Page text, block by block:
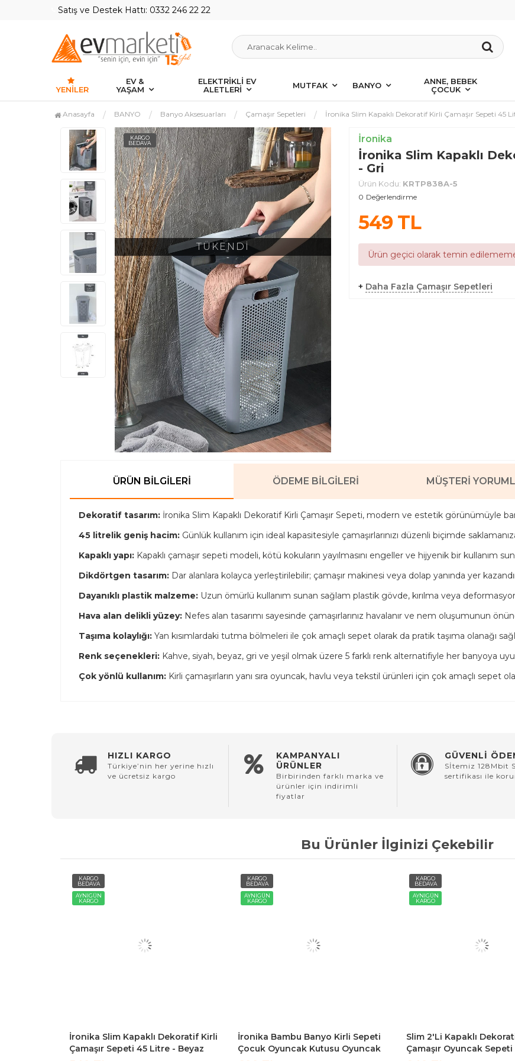
Satış ve Destek Hattı: 0332 246 22 22
YENILER
EV &
YAŞAM
ELEKTRİKLİ EV
ALETLERİ
MUTFAK BANYO
ANNE, BEBEK
ÇOCUK
Anasayfa BANYO Banyo Aksesuarları Çamaşır Sepetleri İronika Slim Kapaklı Dekoratif Kirli Çamaşır Sepeti 45
KARGO
BEDAVA
TÜKENDİ
İronika
İronika Slim Kapaklı
- Gri
Ürün Kodu: KRTP838A-5
0 Değerlendirme
549TL
Ürün geçici olarak temin
+ Daha Fazla Çamaşır Sepetleri
ÜRÜN BILGILERI ÖDEME BILGILERI MÜŞTERI
Dekoratif tasarım: İronika Slim Kapaklı Dekoratif Kirli Çamaşır Sepeti, modern ve estetik görünümüyle
45 litrelik geniş hacim: Günlük kullanım için ideal kapasitesiyle çamaşırlarınızı düzenli biçimde
Kapaklı yapı: Kapaklı çamaşır sepeti modeli, kötü kokuların yayılmasını engeller ve hijyenik bir kullanım
Dikdörtgen tasarım: Dar alanlara kolayca yerleştirilebilir; çamaşır makinesi veya dolap yanında yer
Dayanıklı plastik malzeme: Uzun ömürlü kullanım sunan sağlam plastik gövde, kırılma veya deformasyona
Hava alan delikli yüzey: Nefes alan tasarımı sayesinde çamaşırlarınız havalanır ve nem oluşumunun
Taşıma kolaylığı: Yan kısımlardaki tutma bölmeleri ile çok amaçlı sepet olarak da pratik taşıma olanağı
Renk seçenekleri: Kahve, siyah, beyaz, gri ve yeşil olmak üzere 5 farklı renk alternatifiyle her banyoya
Çok yönlü kullanım: Kirli çamaşırların yanı sıra oyuncak, havlu veya tekstil ürünleri için çok amaçlı sepet
HIZLI KARGO
Türkiye’nin her yerine hızlı
ve ücretsiz kargo
KAMPANYALI
ÜRÜNLER
Birbirinden farklı marka ve
ürünler için indirimli
fiyatlar
GÜVENLİ
Sİtemiz 128Mbit
sertifikası ile
Bu Ürünler İlginizi Çekebilir
KARGO
BEDAVA
AYNIGÜN
KARGO
İronika Slim Kapaklı Dekoratif Kirli
Çamaşır Sepeti 45 Litre - Beyaz
KARGO
BEDAVA
AYNIGÜN
KARGO
İronika Bambu Banyo Kirli Sepeti
Çocuk Oyuncak Kutusu Oyuncak
KARGO
BEDAVA
AYNIGÜN
KARGO
Slim 2'li Kapaklı
Çamaşır Oyuncak